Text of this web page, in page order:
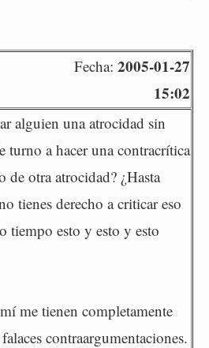
Fecha: 2005-01-27
15:02
alguien una atrocidad sin
turno a hacer una contracrítica
de otra atrocidad? ¿Hasta
tienes derecho a criticar eso
tiempo esto y esto y esto
me tienen completamente
contraargumentaciones.